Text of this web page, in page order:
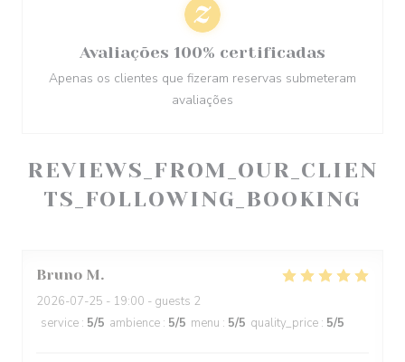
REVIEWS_FROM_OUR_CLIEN
TS_FOLLOWING_BOOKING
Bruno M
2026-07-25 - 19:00 - guests 2
service : 5/5 ambience : 5/5 menu : 5/5 quality_price : 5/5
Avaliações 100% certificadas
Apenas os clientes que fizeram reservas submeteram
avaliações